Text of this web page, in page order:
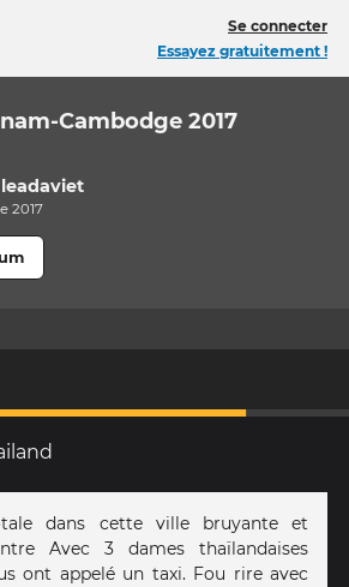
Se connecter
Essayez gratuitement !
Cambodge 2017
leadaviet
2017
dans cette ville bruyante et
Avec 3 dames thaïlandaises
ont appelé un taxi. Fou rire avec